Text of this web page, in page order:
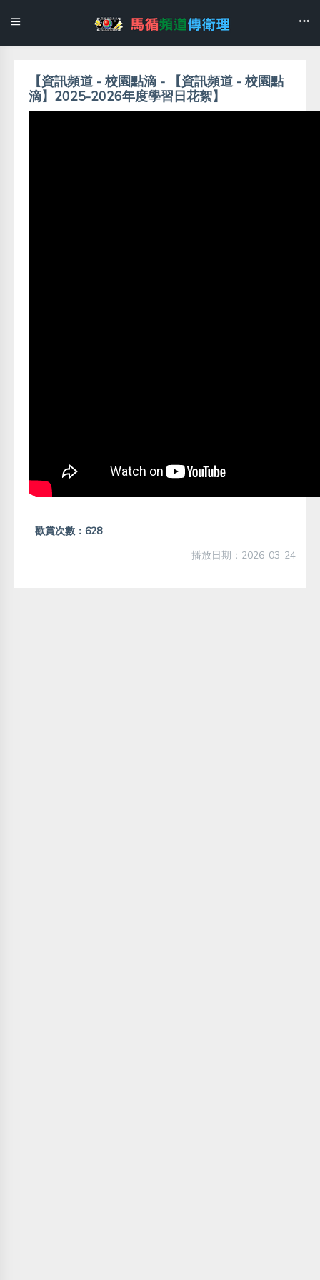
【資訊頻道 - 校園點滴 - 【資訊頻道 - 校園點
滴】2025-2026年度學習日花絮】
歡賞次數：628
播放日期：2026-03-24